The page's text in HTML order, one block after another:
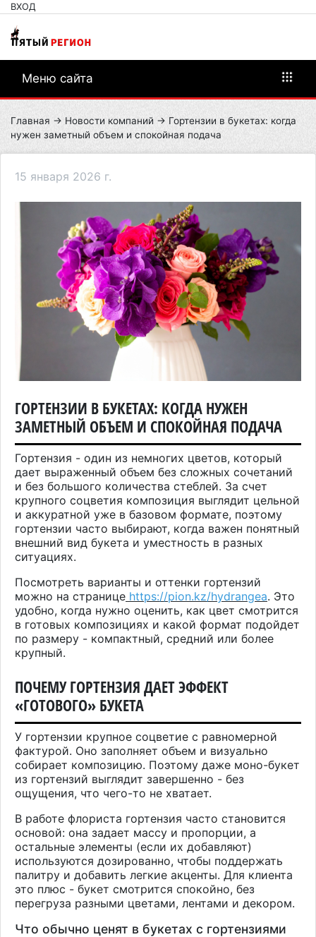
ВХОД
Меню сайта
Главная → Новости компаний → Гортензии в букетах: когда
нужен заметный объем и спокойная подача
15 января 2026 г.
ГОРТЕНЗИИ В БУКЕТАХ: КОГДА НУЖЕН
ЗАМЕТНЫЙ ОБЪЕМ И СПОКОЙНАЯ ПОДАЧА
Гортензия - один из немногих цветов, который
дает выраженный объем без сложных сочетаний
и без большого количества стеблей. За счет
крупного соцветия композиция выглядит цельной
и аккуратной уже в базовом формате, поэтому
гортензии часто выбирают, когда важен понятный
внешний вид букета и уместность в разных
ситуациях.
Посмотреть варианты и оттенки гортензий
можно на странице https://pion.kz/hydrangea. Это
удобно, когда нужно оценить, как цвет смотрится
в готовых композициях и какой формат подойдет
по размеру - компактный, средний или более
крупный.
ПОЧЕМУ ГОРТЕНЗИЯ ДАЕТ ЭФФЕКТ
«ГОТОВОГО» БУКЕТА
У гортензии крупное соцветие с равномерной
фактурой. Оно заполняет объем и визуально
собирает композицию. Поэтому даже моно-букет
из гортензий выглядит завершенно - без
ощущения, что чего-то не хватает.
В работе флориста гортензия часто становится
основой: она задает массу и пропорции, а
остальные элементы (если их добавляют)
используются дозированно, чтобы поддержать
палитру и добавить легкие акценты. Для клиента
это плюс - букет смотрится спокойно, без
перегруза разными цветами, лентами и декором.
Что обычно ценят в букетах с гортензиями